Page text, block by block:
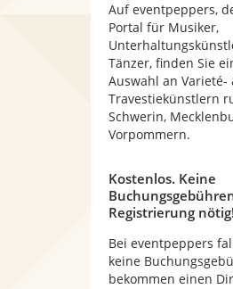
Auf eventpeppers,
Portal für Musiker,
Tänzer, finden Sie
Auswahl an Varieté-
Travestiekünstlern
Schwerin,
Vorpommern.
Kostenlos. Keine
Registrierung nötig!
Bei eventpeppers
keine
bekommen einen